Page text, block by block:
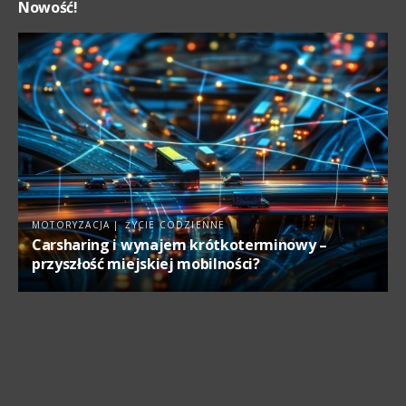
Nowość!
MOTORYZACJA ŻYCIE CODZIENNE
Carsharing i wynajem krótkoterminowy –
przyszłość miejskiej mobilności?